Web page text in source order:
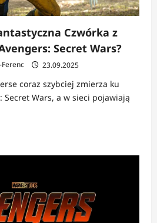
Czwórka z
Secret Wars?
23.09.2025
coraz szybciej zmierza ku
Wars, a w sieci pojawiają